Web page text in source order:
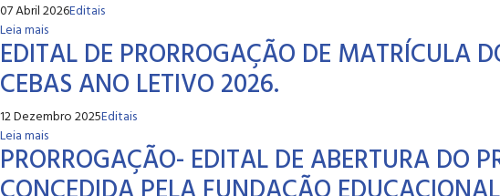
07 Abril 2026Editais
Leia mais
EDITAL DE PRORROGAÇÃO DE MATRÍCULA
CEBAS ANO LETIVO 2026.
12 Dezembro 2025Editais
Leia mais
PRORROGAÇÃO- EDITAL DE ABERTURA DO